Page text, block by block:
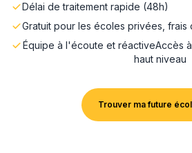
Délai de traitement rapide (48h)
Gratuit pour les écoles privées, frais
Équipe à l'écoute et réactiveAccès
haut niveau
Trouver ma future